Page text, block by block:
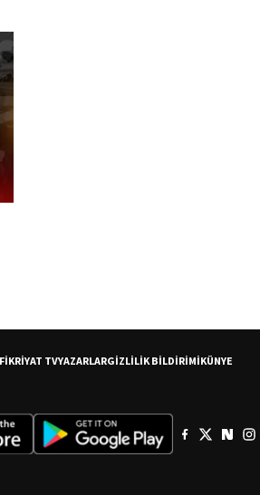
FİKRİYAT TVYAZARLARGİZLİLİK BİLDİRİMİKÜNYE